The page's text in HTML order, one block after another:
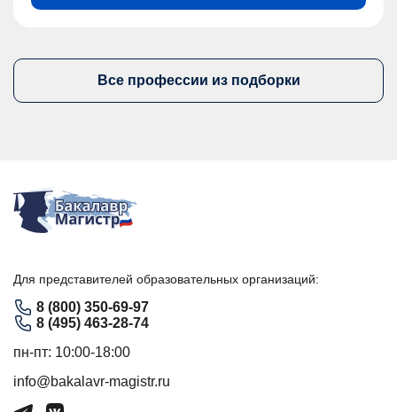
Все профессии из подборки
Для представителей образовательных организаций:
8 (800) 350-69-97
8 (495) 463-28-74
пн-пт: 10:00-18:00
info@bakalavr-magistr.ru